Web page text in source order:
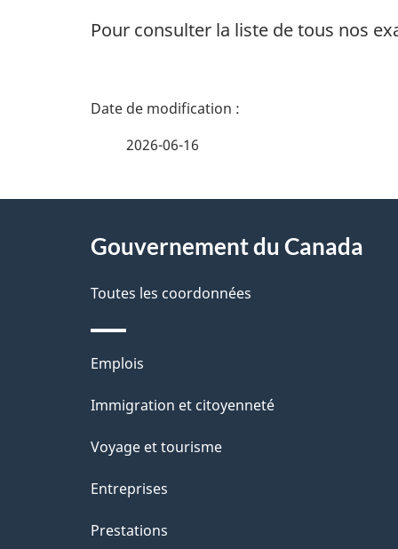
Pour consulter la liste de tous nos
D
a
l
s
d
e
l
a
2026-06-16
proposGouvernement du Canada
Toutes les coordonnées
Thèmes
et
Emplois
Immigration et citoyenneté
Voyage et tourisme
Entreprises
Prestations